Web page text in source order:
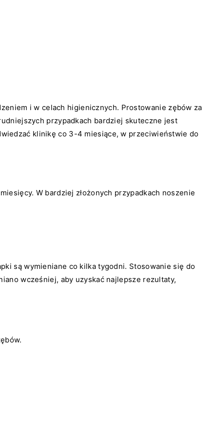
i w celach higienicznych. Prostowanie zębów za
przypadkach bardziej skuteczne jest
klinikę co 3-4 miesiące, w przeciwieństwie do
W bardziej złożonych przypadkach noszenie
są wymieniane co kilka tygodni. Stosowanie się do
wcześniej, aby uzyskać najlepsze rezultaty,